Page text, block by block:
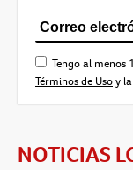
Tengo al menos
Términos de Usoy la
NOTICIAS